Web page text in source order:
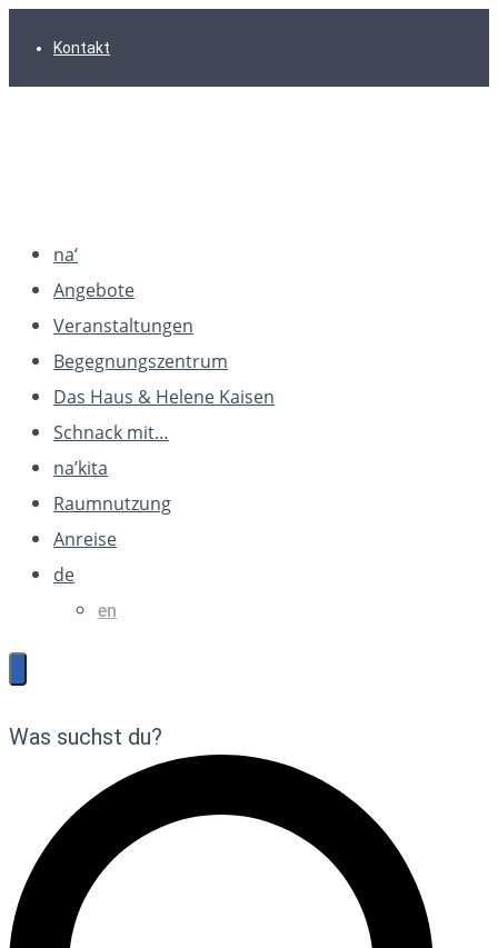
Hauptnavigation
Inhalt
FooterKontakt
na‘
Angebote
Veranstaltungen
Begegnungszentrum
Das Haus & Helene Kaisen
Schnack mit…
na’kita
Raumnutzung
Anreise
de
en
Was suchst du?